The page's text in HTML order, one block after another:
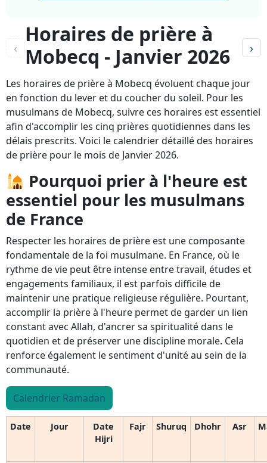
‹
Horaires de prière à
Mobecq - Janvier 2026
›
Les horaires de prière à Mobecq évoluent chaque jour
en fonction du lever et du coucher du soleil. Pour les
musulmans de Mobecq, suivre ces horaires est essentiel
afin d'accomplir les cinq prières quotidiennes dans les
délais prescrits. Voici le calendrier détaillé des horaires
de prière pour le mois de Janvier 2026.
Pourquoi prier à l'heure est
essentiel pour les musulmans
de France
Respecter les horaires de prière est une composante
fondamentale de la foi musulmane. En France, où le
rythme de vie peut être intense entre travail, études et
engagements familiaux, il est parfois difficile de
maintenir une pratique religieuse régulière. Pourtant,
accomplir la prière à l'heure permet de garder un lien
constant avec Allah, d'ancrer sa spiritualité dans le
quotidien et de préserver une discipline morale. Cela
renforce également le sentiment d'unité au sein de la
communauté.
Calendrier Ramadan
Date Jour
Date
Hijri
Fajr Shuruq Dhohr Asr